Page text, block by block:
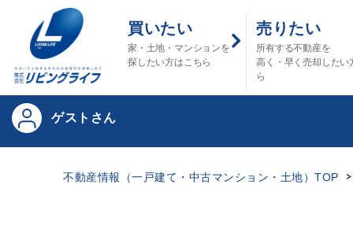
買いたい
家・土地・マンションを
探したい方はこちら
売りたい
所有する不動産を
高く・早く売却したい
ら
ゲストさん
不動産情報（一戸建て・中古マンション・土地）TOP